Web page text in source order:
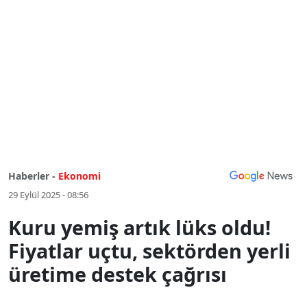
Haberler - Ekonomi
29 Eylül 2025 - 08:56
Kuru yemiş artık lüks oldu!
Fiyatlar uçtu, sektörden yerli
üretime destek çağrısı